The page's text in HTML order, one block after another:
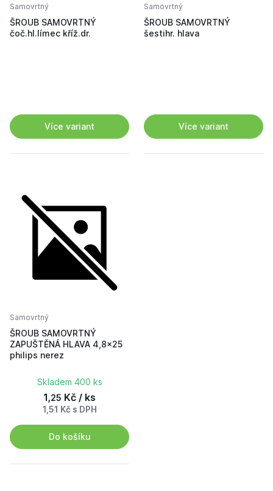
Samovrtný
ŠROUB SAMOVRTNÝ
čoč.hl.límec kříž.dr.
Více variant
Samovrtný
ŠROUB SAMOVRTNÝ
šestihr. hlava
Více variant
Samovrtný
ŠROUB SAMOVRTNÝ
ZAPUŠTĚNÁ HLAVA 4,8x25
philips nerez
Skladem 400 ks
1,25 Kč / ks
1,51 Kč s DPH
Do košíku